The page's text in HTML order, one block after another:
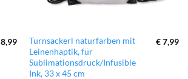
8,99
Turnsackerl naturfarben mit
Leinenhaptik, für
Sublimationsdruck/Infusible
Ink, 33 x 45 cm
€7,99